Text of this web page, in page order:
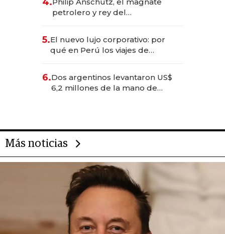
petrolero y rey del
Fénix
5.El nuevo lujo corporativo: por
qué en Perú los viajes de
para convertirse en experiencias
transformadoras
6.Dos argentinos levantaron US$
6,2 millones de la mano de
Más noticias